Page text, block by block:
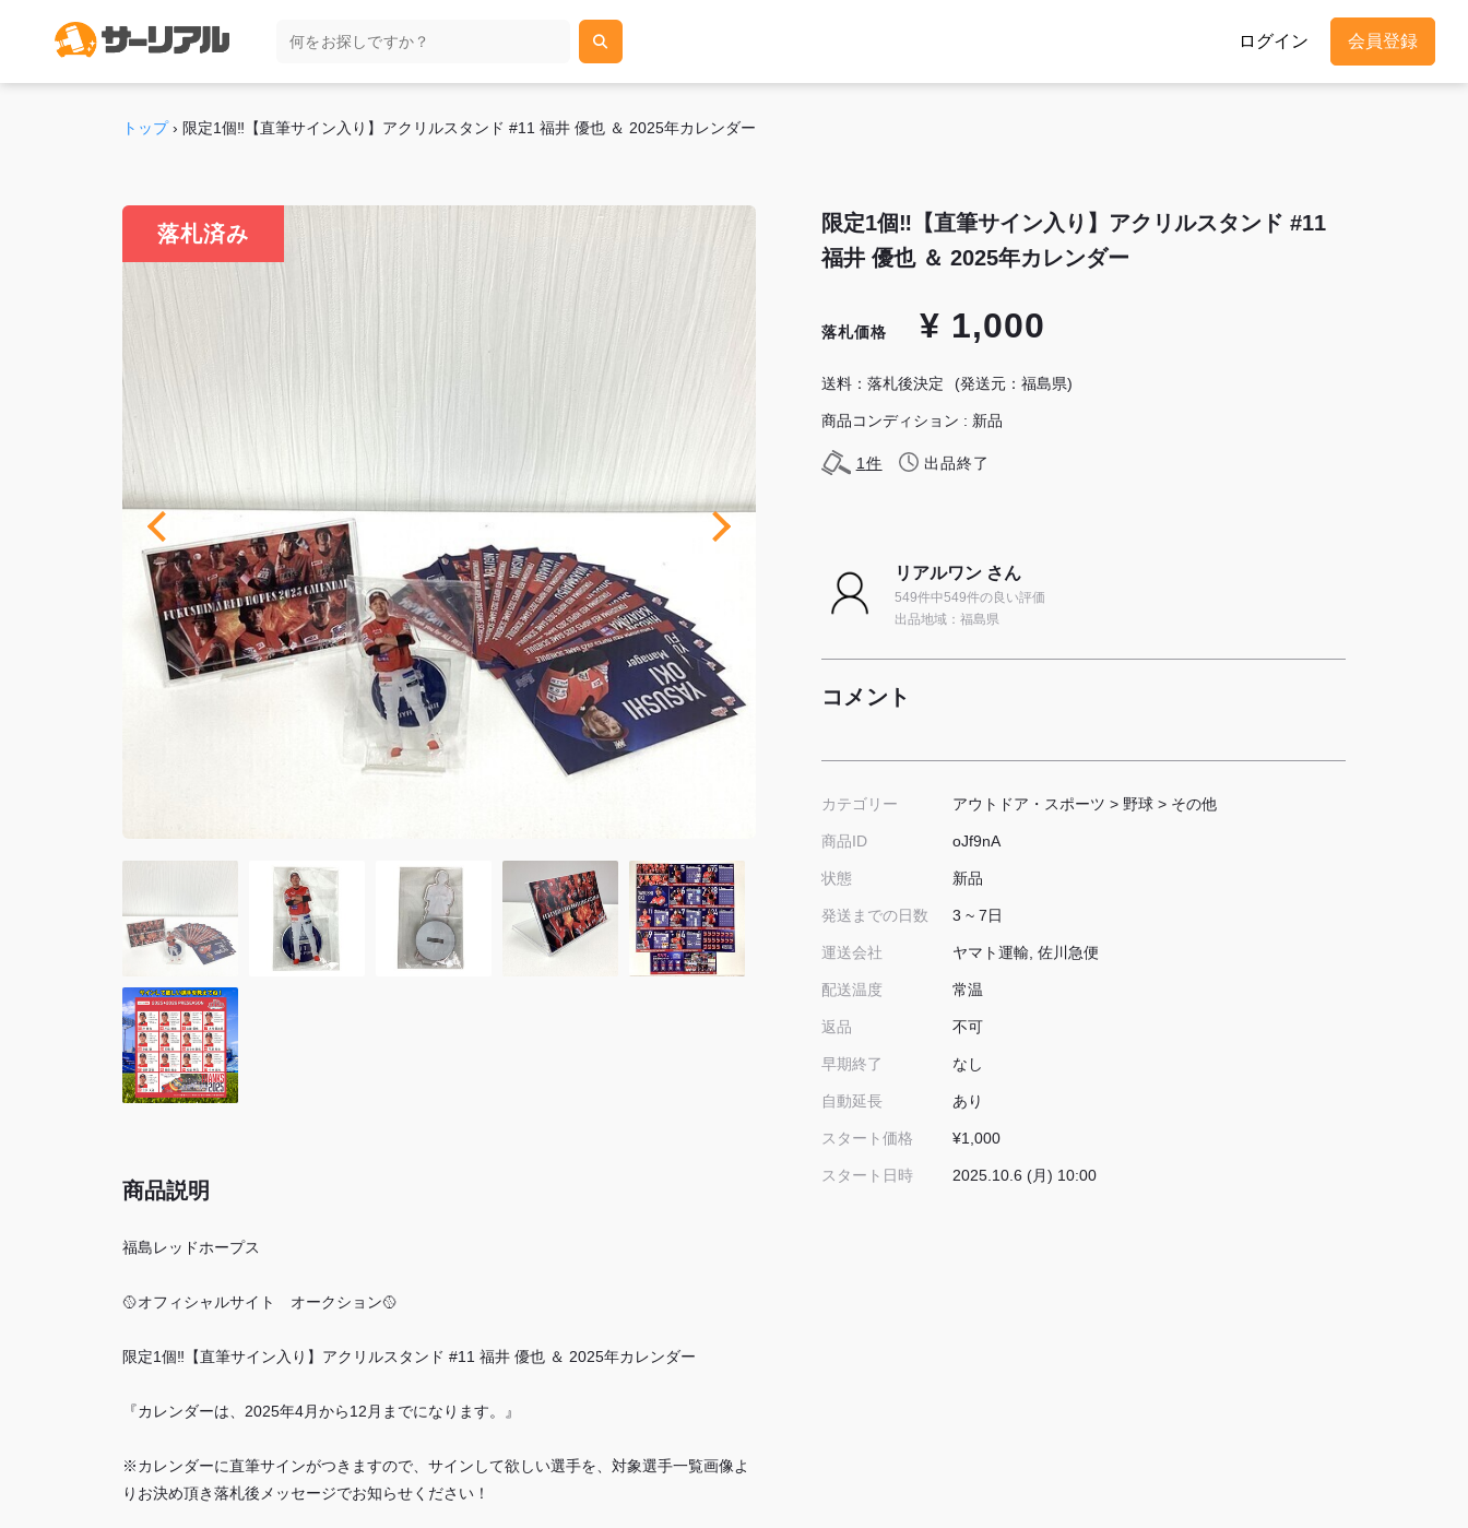
ログイン 会員登録
トップ› 限定1個‼【直筆サイン入り】アクリルスタンド #11 福井 優也 ＆ 2025年カレンダー
落札済み
商品説明
福島レッドホープス
🥎オフィシャルサイト オークション🥎
限定1個‼【直筆サイン入り】アクリルスタンド #11 福井 優也 ＆ 2025年カレンダー
『カレンダーは、2025年4月から12月までになります。』
※カレンダーに直筆サインがつきますので、サインして欲しい選手を、対象選手一覧画像よ
りお決め頂き落札後メッセージでお知らせください！
限定1個‼【直筆サイン入り】アクリルスタンド #11
福井 優也 ＆ 2025年カレンダー
落札価格 ¥ 1,000
送料：落札後決定 (発送元：福島県)
商品コンディション : 新品
1件 出品終了
リアルワン さん
549件中549件の良い評価
出品地域：福島県
コメント
カテゴリー アウトドア・スポーツ > 野球 > その他
商品ID oJf9nA
状態 新品
発送までの日数 3 ~ 7日
運送会社 ヤマト運輸, 佐川急便
配送温度 常温
返品 不可
早期終了 なし
自動延長 あり
スタート価格 ¥1,000
スタート日時 2025.10.6 (月) 10:00